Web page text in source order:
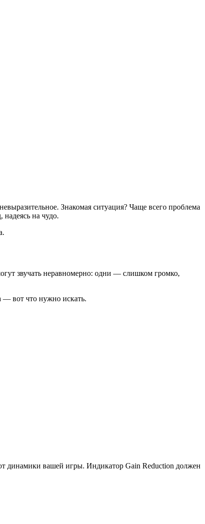
Знакомая ситуация? Чаще всего проблема
на чудо.
звучать неравномерно: одни — слишком громко,
— вот что нужно искать.
динамики вашей игры. Индикатор Gain Reduction должен